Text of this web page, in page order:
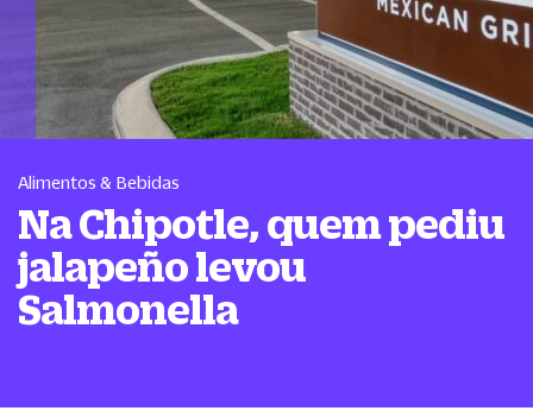
Alimentos & Bebidas
Na Chipotle, quem pediu
jalapeño levou
Salmonella